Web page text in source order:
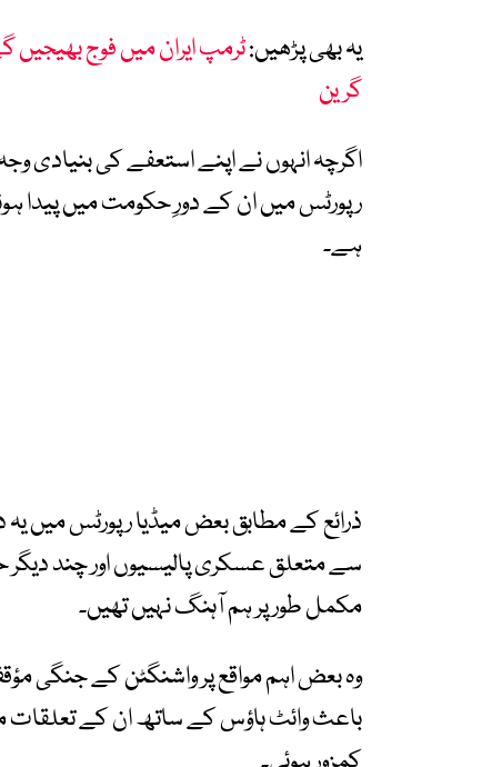
یہ بھی پڑھیں:ٹرمپ ایران میں فوج بھیجیں
گرین
اگرچہ انہوں نے اپنے استعفے کی بنیادی
رپورٹس میں ان کے دورِ حکومت میں پیدا
ہے۔
ذرائع کے مطابق بعض میڈیا رپورٹس میں
سے متعلق عسکری پالیسیوں اور چند
مکمل طور پر ہم آہنگ نہیں تھیں۔
وہ بعض اہم مواقع پر واشنگٹن کے جنگی
باعث وائٹ ہاؤس کے ساتھ ان کے تعلقات